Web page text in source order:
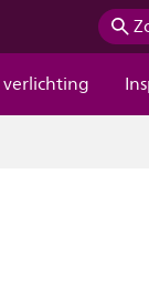
verlichting